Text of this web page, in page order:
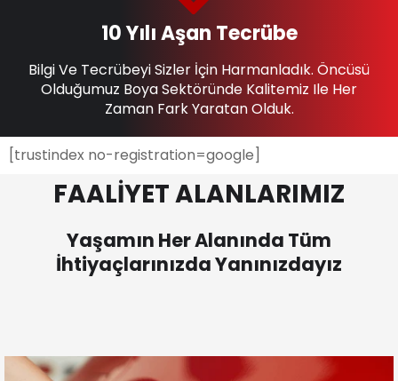
10 Yılı Aşan Tecrübe
Bilgi Ve Tecrübeyi Sizler İçin Harmanladık. Öncüsü
Olduğumuz Boya Sektöründe Kalitemiz Ile Her
Zaman Fark Yaratan Olduk.
[trustindex no-registration=google]
FAALİYET ALANLARIMIZ
Yaşamın Her Alanında Tüm
İhtiyaçlarınızda Yanınızdayız